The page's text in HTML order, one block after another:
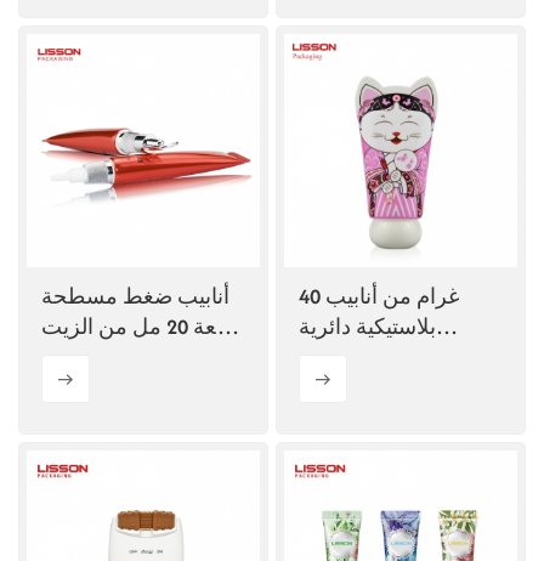
أنابيب ضغط مسطحة
سعة 20 مل من الزيت
40 غرام من أنابيب
بلاستيكية دائرية
واقي الشمس